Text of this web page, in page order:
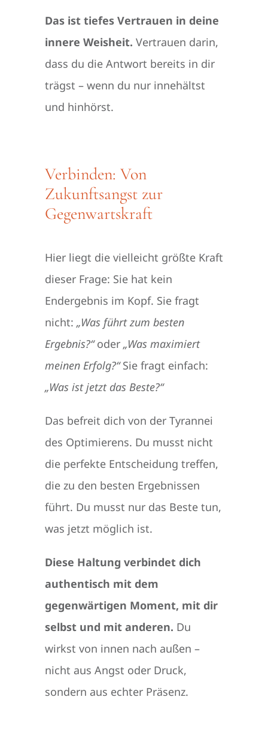
Das ist tiefes Vertrauen in deine
innere Weisheit. Vertrauen darin,
dass du die Antwort bereits in dir
trägst – wenn du nur innehältst
und hinhörst.
Verbinden: Von
Zukunftsangst zur
Gegenwartskraft
Hier liegt die vielleicht größte Kraft
dieser Frage: Sie hat kein
Endergebnis im Kopf. Sie fragt
nicht: „Was führt zum besten
Ergebnis?“oder „Was maximiert
meinen Erfolg?“Sie fragt einfach:
„Was ist jetzt das Beste?“
Das befreit dich von der Tyrannei
des Optimierens. Du musst nicht
die perfekte Entscheidung treffen,
die zu den besten Ergebnissen
führt. Du musst nur das Beste tun,
was jetzt möglich ist.
Diese Haltung verbindet dich
authentisch mit dem
gegenwärtigen Moment, mit dir
selbst und mit anderen. Du
wirkst von innen nach außen –
nicht aus Angst oder Druck,
sondern aus echter Präsenz.